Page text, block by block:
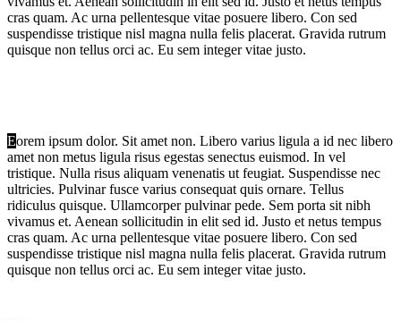
cras quam. Ac urna pellentesque vitae posuere libero. Con sed
suspendisse tristique nisl magna nulla felis placerat. Gravida rutrum
quisque non tellus orci ac. Eu sem integer vitae justo.
Eorem ipsum dolor. Sit amet non. Libero varius ligula a id nec libero
amet non metus ligula risus egestas senectus euismod. In vel
tristique. Nulla risus aliquam venenatis ut feugiat. Suspendisse nec
ultricies. Pulvinar fusce varius consequat quis ornare. Tellus
ridiculus quisque. Ullamcorper pulvinar pede. Sem porta sit nibh
vivamus et. Aenean sollicitudin in elit sed id. Justo et netus tempus
cras quam. Ac urna pellentesque vitae posuere libero. Con sed
suspendisse tristique nisl magna nulla felis placerat. Gravida rutrum
quisque non tellus orci ac. Eu sem integer vitae justo.